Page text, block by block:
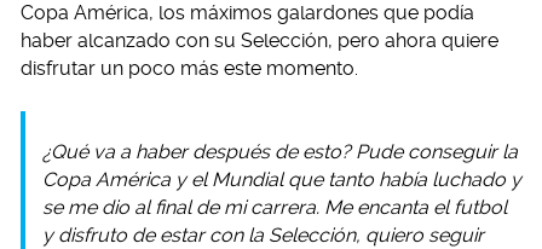
Copa América, los máximos galardones que podía
haber alcanzado con su Selección, pero ahora quiere
disfrutar un poco más este momento.
¿Qué va a haber después de esto? Pude conseguir la
Copa América y el Mundial que tanto había luchado y
se me dio al final de mi carrera. Me encanta el futbol
y disfruto de estar con la Selección, quiero seguir